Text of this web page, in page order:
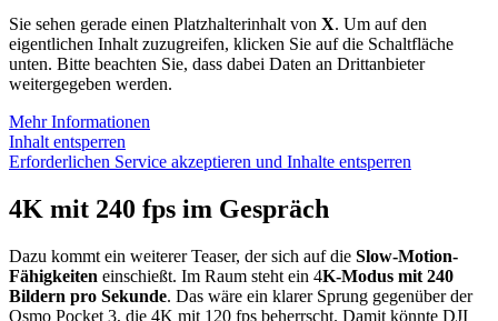
Sie sehen gerade einen Platzhalterinhalt von X. Um auf den
eigentlichen Inhalt zuzugreifen, klicken Sie auf die Schaltfläche
unten. Bitte beachten Sie, dass dabei Daten an Drittanbieter
weitergegeben werden.
Mehr Informationen
Inhalt entsperren
Erforderlichen Service akzeptieren und Inhalte entsperren
4K mit 240 fps im Gespräch
Dazu kommt ein weiterer Teaser, der sich auf die Slow-Motion-
Fähigkeiten einschießt. Im Raum steht ein 4K-Modus mit 240
Bildern pro Sekunde. Das wäre ein klarer Sprung gegenüber der
Osmo Pocket 3, die 4K mit 120 fps beherrscht. Damit könnte DJI